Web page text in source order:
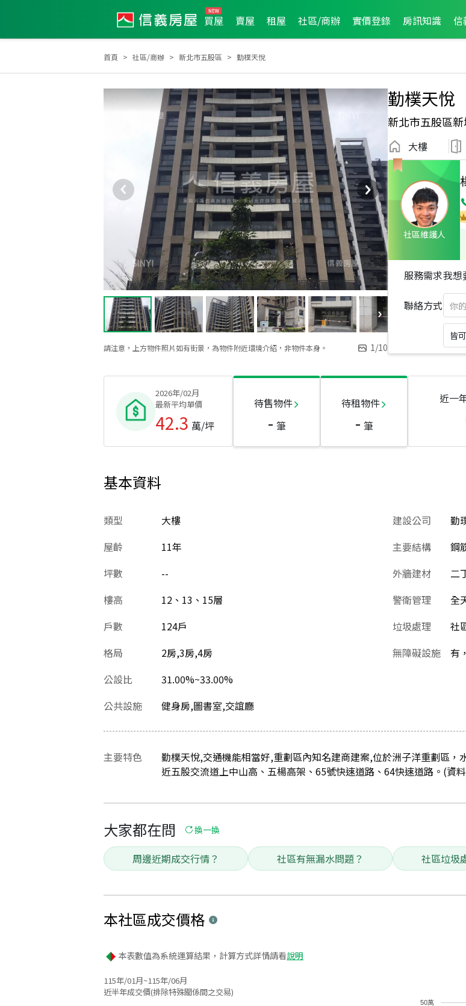
買屋 賣屋 租屋 社區/商辦 實價登錄 房訊知識 信
首頁 社區/商辦 新北市五股區 勤樸天悅
請注意，上方物件照片如有街景，為物件附近環境介紹，非物件本身。 1/10
勤樸天悅
新北市五股區
大樓
社區維護人
2026年4月區業績TOP3 2022年12月區業績TOP3 2021年8月區業績TOP2 2026年4月區成件TOP2
2023
服務需求我想
聯絡方式
皆
2026年/02月
最新平均單價
42.3 萬/坪
待售物件
- 筆
待租物件
- 筆
近一
基本資料
類型
大樓
屋齡
11年
坪數
--
樓高
12、13、15層
戶數
124戶
格局
2房,3房,4房
公設比
31.00%~33.00%
建設公司
勤
主要結構
鋼
外牆建材
二
警衛管理
全
垃圾處理
社
無障礙設施
有
公共設施 健身房,圖書室,交誼廳
主要特色
勤樸天悅,交通機能相當好,重劃區內知名建商建案,位於洲子洋重劃區，
近五股交流道上中山高、五楊高架、65號快速道路、64快速道路。(資
大家都在問 換一換
周邊近期成交行情？ 社區有無漏水問題？ 社區垃圾
本社區成交價格
本表數值為系統運算結果，計算方式詳情請看說明
115年/01月~115年/06月
近半年成交價(排除特殊關係間之交易)
50萬